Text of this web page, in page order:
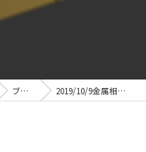
ブログ 2019/10/9金属相場情報